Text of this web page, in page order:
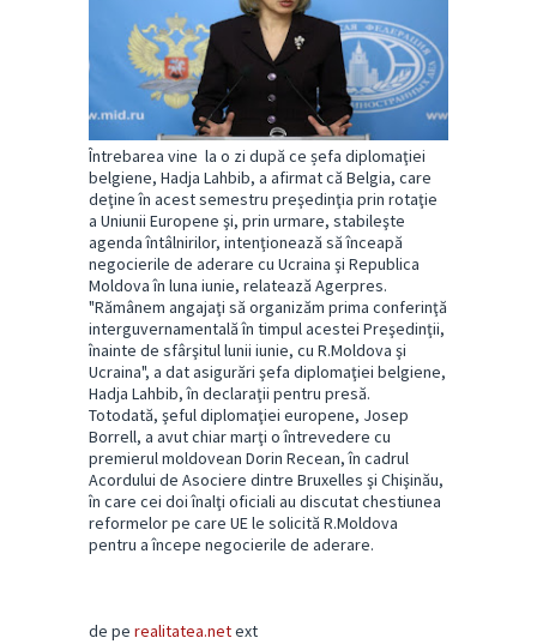
Întrebarea vine la o zi după ce șefa diplomaţiei
belgiene, Hadja Lahbib, a afirmat că Belgia, care
deţine în acest semestru preşedinţia prin rotaţie
a Uniunii Europene şi, prin urmare, stabileşte
agenda întâlnirilor, intenţionează să înceapă
negocierile de aderare cu Ucraina şi Republica
Moldova în luna iunie, relatează Agerpres.
"Rămânem angajaţi să organizăm prima conferinţă
interguvernamentală în timpul acestei Preşedinţii,
înainte de sfârşitul lunii iunie, cu R.Moldova şi
Ucraina", a dat asigurări şefa diplomaţiei belgiene,
Hadja Lahbib, în declaraţii pentru presă.
Totodată, şeful diplomaţiei europene, Josep
Borrell, a avut chiar marţi o întrevedere cu
premierul moldovean Dorin Recean, în cadrul
Acordului de Asociere dintre Bruxelles şi Chişinău,
în care cei doi înalţi oficiali au discutat chestiunea
reformelor pe care UE le solicită R.Moldova
pentru a începe negocierile de aderare.
de pe realitatea.netext